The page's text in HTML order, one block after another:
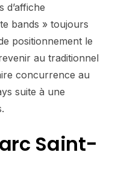
d’affiche
bands » toujours
positionnement le
au traditionnel
concurrence au
suite à une
Saint-